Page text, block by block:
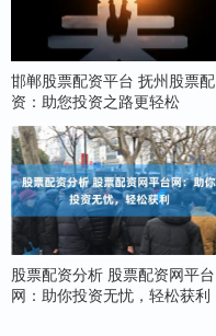
邯郸股票配资平台 抚州股票配
资：助您投资之路更轻松
股票配资分析 股票配资网平台
网：助你投资无忧，轻松获利